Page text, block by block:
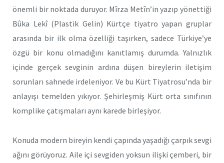
önemli bir noktada duruyor. Mîrza Metîn’in yazıp yönettiği
Bûka Lekî (Plastik Gelin) Kürtçe tiyatro yapan gruplar
arasında bir ilk olma özelliği taşırken, sadece Türkiye’ye
özgü bir konu olmadığını kanıtlamış durumda. Yalnızlık
içinde gerçek sevginin ardına düşen bireylerin iletişim
sorunları sahnede irdeleniyor. Ve bu Kürt Tiyatrosu’nda bir
anlayışı temelden yıkıyor. Şehirleşmiş Kürt orta sınıfının
komplike çatışmaları aynı karede birleşiyor.
Konuda modern bireyin kendi çapında yaşadığı çarpık sevgi
ağını görüyoruz. Aile içi sevgiden yoksun ilişki çemberi, bir